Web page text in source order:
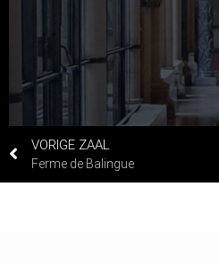
VORIGE ZAAL
Ferme de Balingue